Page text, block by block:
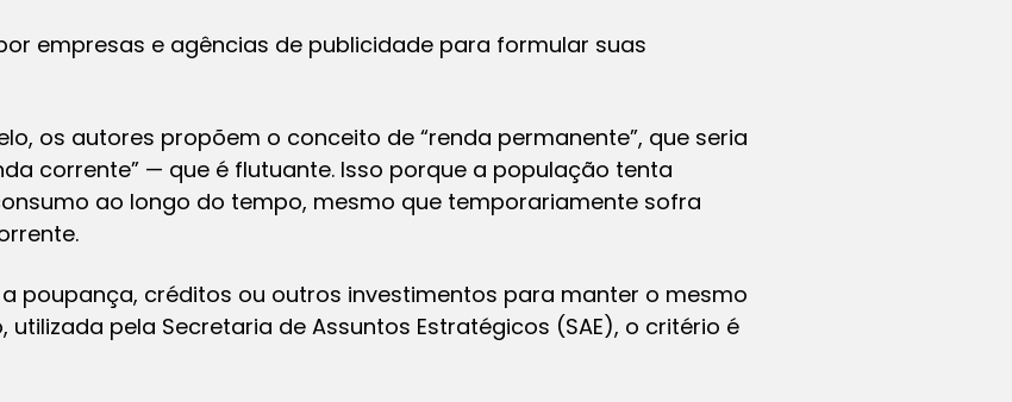
empresas e agências de publicidade para formular suas
os autores propõem o conceito de “renda permanente”, que seria
corrente” — que é flutuante. Isso porque a população tenta
ao longo do tempo, mesmo que temporariamente sofra
poupança, créditos ou outros investimentos para manter o mesmo
pela Secretaria de Assuntos Estratégicos (SAE), o critério é